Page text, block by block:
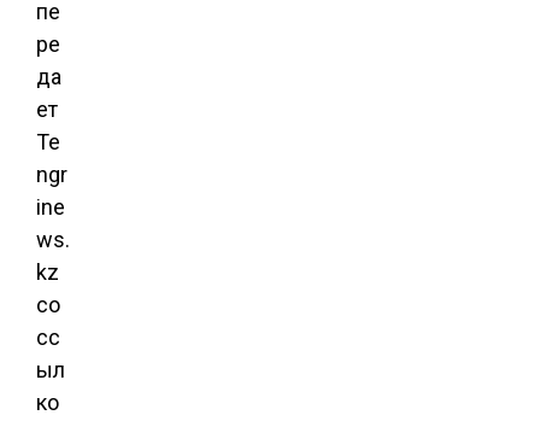
пе
ре
да
ет
Te
ngr
ine
ws.
kz
со
сс
ыл
ко